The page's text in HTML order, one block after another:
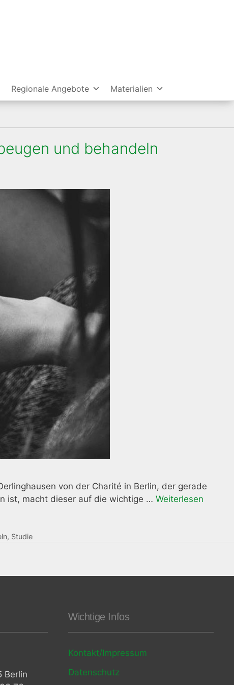
Regionale Angebote Materialien
und behandeln
von der Charité in Berlin, der gerade
ist, macht dieser auf die wichtige … Weiterlesen
, Studie
Berlin
Wichtige Infos
Kontakt/Impressum
Datenschutz